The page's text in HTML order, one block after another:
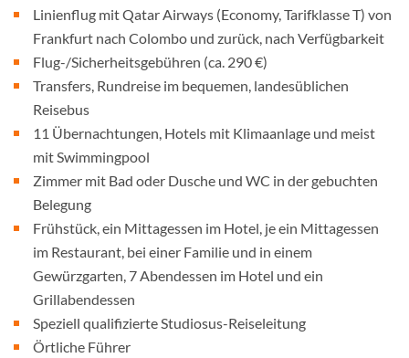
Linienflug mit Qatar Airways (Economy, Tarifklasse T) von
Frankfurt nach Colombo und zurück, nach Verfügbarkeit
Flug-/Sicherheitsgebühren (ca. 290 €)
Transfers, Rundreise im bequemen, landesüblichen
Reisebus
11 Übernachtungen, Hotels mit Klimaanlage und meist
mit Swimmingpool
Zimmer mit Bad oder Dusche und WC in der gebuchten
Belegung
Frühstück, ein Mittagessen im Hotel, je ein Mittagessen
im Restaurant, bei einer Familie und in einem
Gewürzgarten, 7 Abendessen im Hotel und ein
Grillabendessen
Speziell qualifizierte Studiosus-Reiseleitung
Örtliche Führer